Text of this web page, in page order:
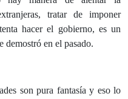
tratar de imponer
hacer el gobierno, es un
demostró en el pasado.
son pura fantasía y eso lo